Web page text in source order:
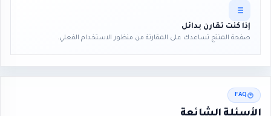
إذا كنت تقارن بدائل
صفحة المنتج تساعدك على المقارنة من منظور الاستخدام الفعلي.
FAQ